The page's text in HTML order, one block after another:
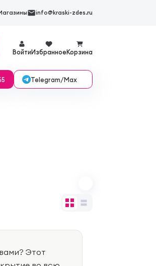
info@kraski-zdes.ru
ВойтиИзбранноеКорзина
Telegram/Max
Этот